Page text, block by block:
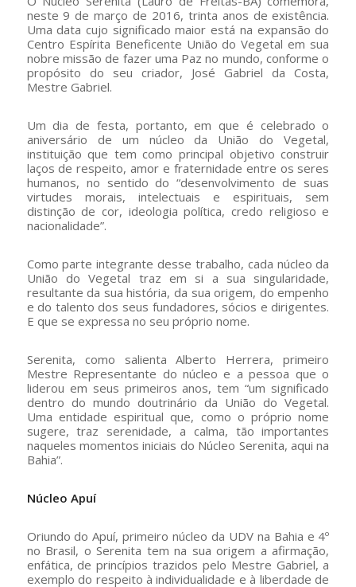
neste 9 de março de 2016, trinta anos de existência.
Uma data cujo significado maior está na expansão do
Centro Espírita Beneficente União do Vegetal em sua
nobre missão de fazer uma Paz no mundo, conforme o
propósito do seu criador, José Gabriel da Costa,
Mestre Gabriel.
Um dia de festa, portanto, em que é celebrado o
aniversário de um núcleo da União do Vegetal,
instituição que tem como principal objetivo construir
laços de respeito, amor e fraternidade entre os seres
humanos, no sentido do “desenvolvimento de suas
virtudes morais, intelectuais e espirituais, sem
distinção de cor, ideologia política, credo religioso e
nacionalidade”.
Como parte integrante desse trabalho, cada núcleo da
União do Vegetal traz em si a sua singularidade,
resultante da sua história, da sua origem, do empenho
e do talento dos seus fundadores, sócios e dirigentes.
E que se expressa no seu próprio nome.
Serenita, como salienta Alberto Herrera, primeiro
Mestre Representante do núcleo e a pessoa que o
liderou em seus primeiros anos, tem “um significado
dentro do mundo doutrinário da União do Vegetal.
Uma entidade espiritual que, como o próprio nome
sugere, traz serenidade, a calma, tão importantes
naqueles momentos iniciais do Núcleo Serenita, aqui na
Bahia”.
Núcleo Apuí
Oriundo do Apuí, primeiro núcleo da UDV na Bahia e 4º
no Brasil, o Serenita tem na sua origem a afirmação,
enfática, de princípios trazidos pelo Mestre Gabriel, a
exemplo do respeito à individualidade e à liberdade de